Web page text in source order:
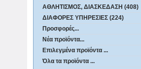
ΑΘΛΗΤΙΣΜΟΣ, ΔΙΑΣΚΕΔΑΣΗ (408)
ΔΙΑΦΟΡΕΣ ΥΠΗΡΕΣΙΕΣ (224)
Προσφορές...
Νέα προϊόντα...
Επιλεγμένα προϊόντα ...
Όλα τα προϊόντα ...